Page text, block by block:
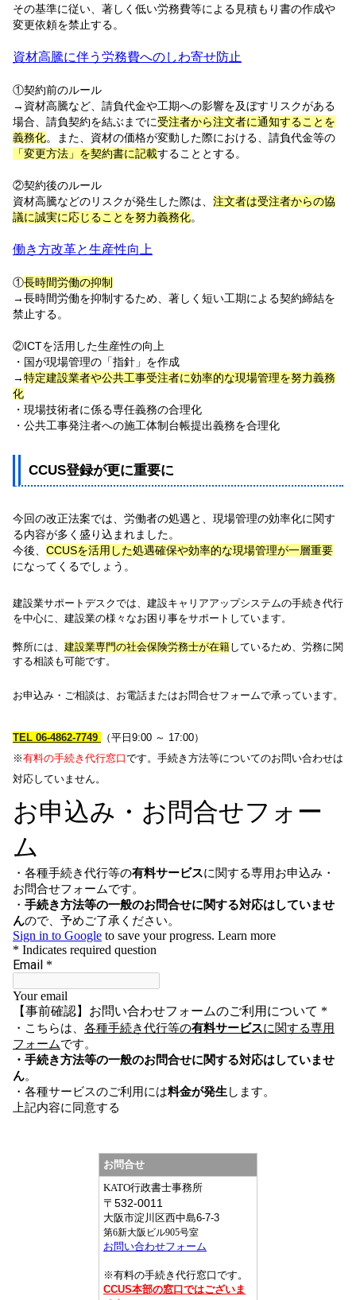
その基準に従い、著しく低い労務費等による見積もり書の作成や
変更依頼を禁止する。
資材高騰に伴う労務費へのしわ寄せ防止
①契約前のルール
→資材高騰など、請負代金や工期への影響を及ぼすリスクがある
場合、請負契約を結ぶまでに受注者から注文者に通知することを
義務化。また、資材の価格が変動した際における、請負代金等の
「変更方法」を契約書に記載することとする。
②契約後のルール
資材高騰などのリスクが発生した際は、 注文者は受注者からの協
議に誠実に応じることを努力義務化。
働き方改革と生産性向上
①長時間労働の抑制
→長時間労働を抑制するため、著しく短い工期による契約締結を
禁止する。
②ICTを活用した生産性の向上
・国が現場管理の「指針」を作成
→特定建設業者や公共工事受注者に効率的な現場管理を努力義務
化
・現場技術者に係る専任義務の合理化
・公共工事発注者への施工体制台帳提出義務を合理化
CCUS登録が更に重要に
今回の改正法案では、労働者の処遇と、現場管理の効率化に関す
る内容が多く盛り込まれました。
今後、 CCUSを活用した処遇確保や効率的な現場管理が一層重要
になってくるでしょう。
建設業サポートデスクでは、建設キャリアアップシステムの手続き代行
を中心に、建設業の様々なお困り事をサポートしています。
弊所には、 建設業専門の社会保険労務士が在籍しているため、労務に関
する相談も可能です。
お申込み・ご相談は、お電話またはお問合せフォームで承っています。
TEL 06-4862-7749
（平日9:00 ～ 17:00）
※有料の手続き代行窓口です。手続き方法等についてのお問い合わせは
対応していません。
お問合せ
KATO行政書士事務所
〒 532-0011
大阪市淀川区西中島6-7-3
第6新大阪ビル905号室
お問い合わせフォーム
※有料の手続き代行窓口です。
CCUS本部の窓口ではございま